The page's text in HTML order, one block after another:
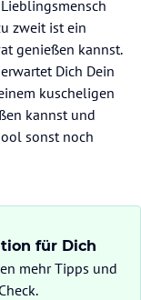
zweit ist ein
genießen kannst.
Dich Dein
kuscheligen
kannst und
sonst noch
für Dich
mehr Tipps und